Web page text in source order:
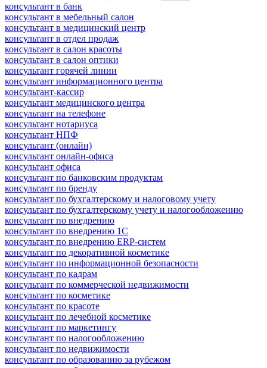
консультант в банк
консультант в мебельный салон
консультант в медицинский центр
консультант в отдел продаж
консультант в салон красоты
консультант в салон оптики
консультант горячей линии
консультант информационного центра
консультант-кассир
консультант медицинского центра
консультант на телефоне
консультант нотариуса
консультант НПФ
консультант (онлайн)
консультант онлайн-офиса
консультант офиса
консультант по банковским продуктам
консультант по бренду
консультант по бухгалтерскому и налоговому учету
консультант по бухгалтерскому учету и налогообложению
консультант по внедрению
консультант по внедрению 1С
консультант по внедрению ERP-систем
консультант по декоративной косметике
консультант по информационной безопасности
консультант по кадрам
консультант по коммерческой недвижимости
консультант по косметике
консультант по красоте
консультант по лечебной косметике
консультант по маркетингу
консультант по налогообложению
консультант по недвижимости
консультант по образованию за рубежом